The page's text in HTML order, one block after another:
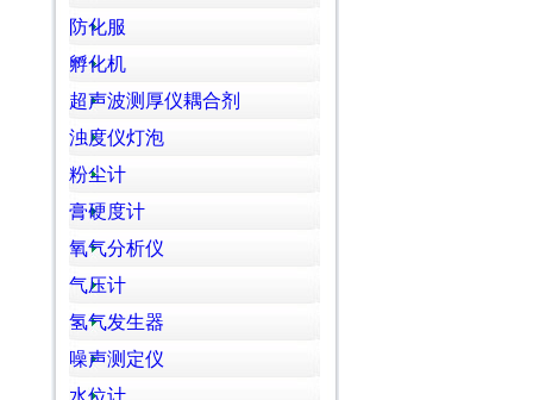
防化服
孵化机
超声波测厚仪耦合剂
浊度仪灯泡
粉尘计
膏硬度计
氧气分析仪
气压计
氢气发生器
噪声测定仪
水位计